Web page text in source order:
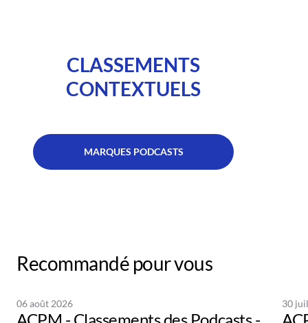
CLASSEMENTS
CONTEXTUELS
MARQUES PODCASTS
Recommandé pour vous
06 août 2026 30